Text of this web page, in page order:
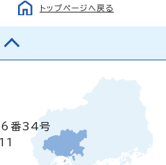
トップページへ戻る
6番34号